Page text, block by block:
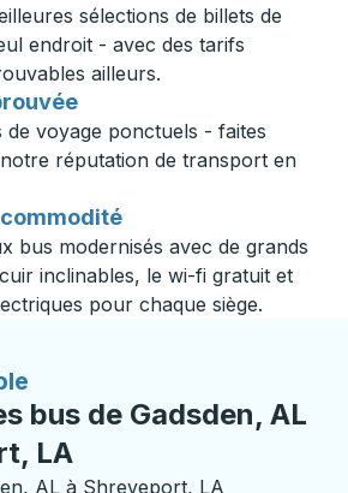
sélections de billets de
endroit - avec des tarifs
ailleurs.
de voyage ponctuels - faites
réputation de transport en
bus modernisés avec de grands
inclinables, le wi-fi gratuit et
pour chaque siège.
bus de Gadsden, AL
LA
AL à Shreveport, LA